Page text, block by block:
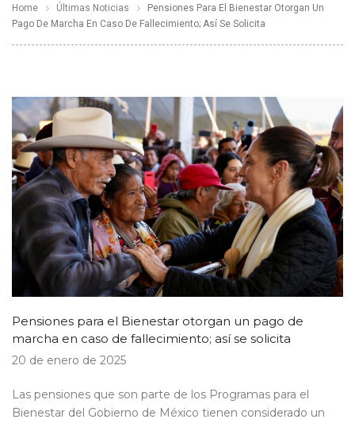
Home Últimas Noticias
Pensiones Para El Bienestar Otorgan Un
Pago De Marcha En Caso De Fallecimiento; Así Se Solicita
Pensiones para el Bienestar otorgan un pago de
marcha en caso de fallecimiento; así se solicita
20 de enero de 2025
Las pensiones que son parte de los Programas para el
Bienestar del Gobierno de México tienen considerado un